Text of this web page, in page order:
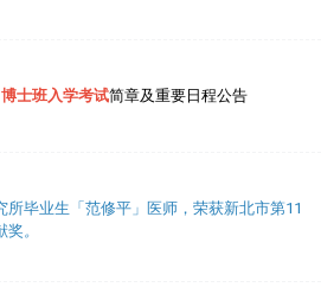
士班入学考试简章及重要日程公告
所毕业生「范修平」医师，荣获新北市第11
奖。